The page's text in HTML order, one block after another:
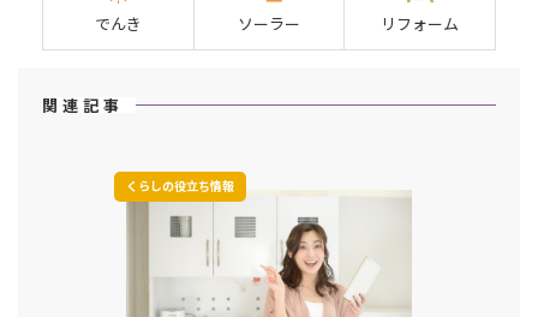
でんき ソーラー リフォーム
関連記事
くらしの役立ち情報